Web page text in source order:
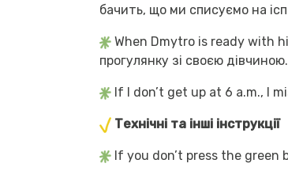
бачить, що ми списуємо на
When Dmytro is ready with
прогулянку зі своєю дівчиною.
If I don’t get up at 6 a.m., I
Технічні та інші інструкції
If you don’t press the